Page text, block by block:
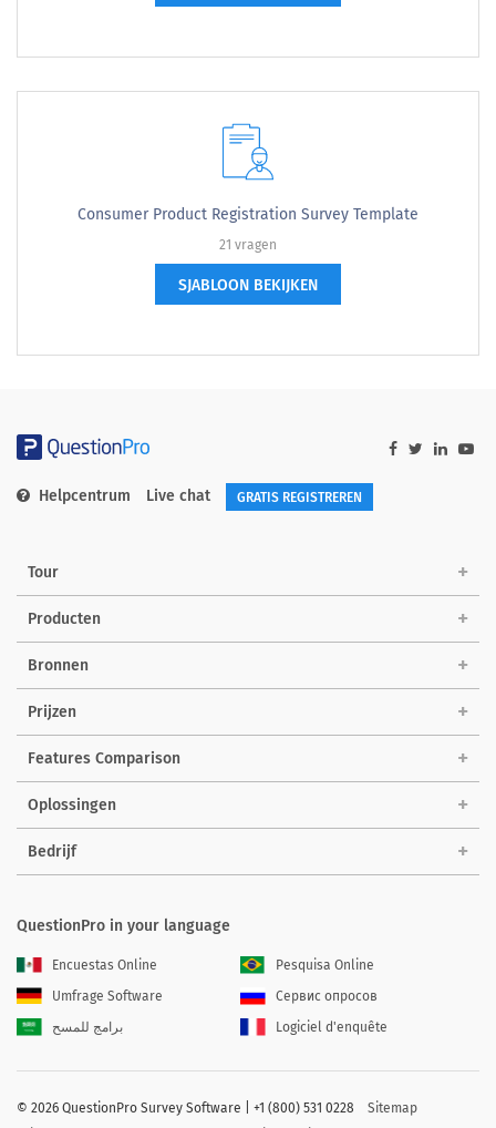
Consumer Product Registration Survey Template
21 vragen
SJABLOON BEKIJKEN
Helpcentrum Live chat GRATIS REGISTREREN
Tour
Producten
Bronnen
Prijzen
Features Comparison
Oplossingen
Bedrijf
QuestionPro in your language
Encuestas Online
Pesquisa Online
Umfrage Software
Сервис опросов
برامج للمسح
Logiciel d'enquête
© 2026 QuestionPro Survey Software | +1 (800) 531 0228
Sitemap